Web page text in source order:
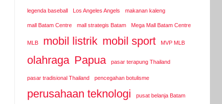
legenda baseball Los Angeles Angels makanan kaleng
mall Batam Centre mall strategis Batam Mega Mall Batam Centre
MLB mobil listrik mobil sport MVP MLB
olahraga Papua pasar terapung Thailand
pasar tradisional Thailand pencegahan botulisme
perusahaan teknologi pusat belanja Batam